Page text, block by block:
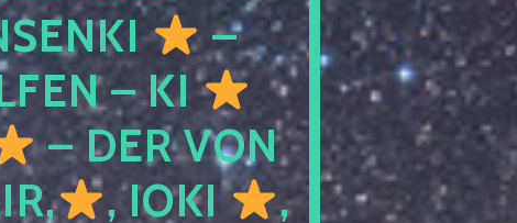
–
– KI
– DER VON
, IOKI
,